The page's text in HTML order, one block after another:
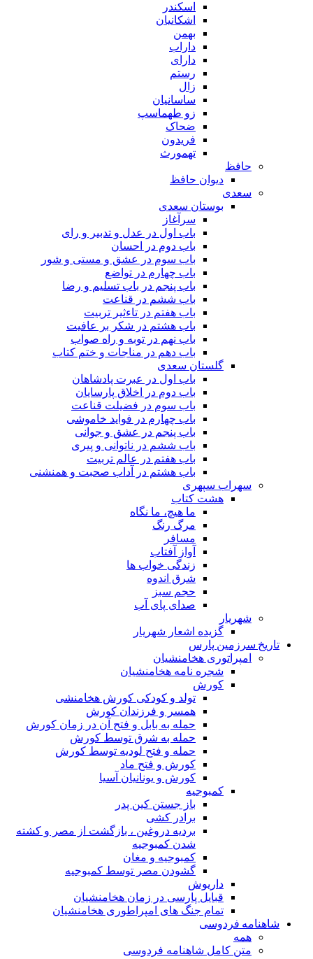
اسکندر
اشکانیان
بهمن
داراب
دارای
رستم
ساسانیان
زو طهماسپ‏
ضحاک
فریدون
تهمورث
حافظ
دیوان حافظ
سعدی
بوستان سعدی
سرآغاز
باب اول در عدل و تدبیر و رای
باب دوم در احسان
باب سوم در عشق و مستی و شور
باب چهارم در تواضع
باب پنجم در باب تسلیم و رضا
باب ششم در قناعت
باب هفتم در تاءثیر تربیت
باب هشتم در شکر بر عافیت
باب نهم در توبه و راه صواب
باب دهم در مناجات و ختم کتاب
گلستان سعدی
باب اول در عبرت پادشاهان
باب دوم در اخلاق پارسایان
باب سوم در فضیلت قناعت
باب چهارم در فواید خاموشى
باب پنجم در عشق و جوانى
باب ششم در ناتوانى و پیرى
باب هفتم در عالم تربیت
باب هشتم در آداب صحبت و همنشنى
سهراب سپهری
هشت کتاب
ما هیچ، ما نگاه
مرگ رنگ
مسافر
آواز آفتاب
زندگی خواب ها
شرق اندوه
حجم سبز
صدای پای آب
شهریار
گزیده اشعار شهریار
تاریخ سرزمین پارس
امپراتوری هخامنشیان
شجره نامه هخامنشیان
کورش
تولد و کودکی کورش هخامنشی
همسر و فرزندان کورش
حمله به بابل و فتح آن در زمان کورش
حمله به شرق توسط کورش
حمله و فتح لودیه توسط کورش
کورش و فتح ماد
کورش و یونانیان آسیا
کمبوجیه
باز جستن کین پدر
برادر کشی
بردیه دروغین ، بازگشت از مصر و کشته
شدن کمبوجیه
کمبوجیه و مغان
گشودن مصر توسط کمبوجیه
داریوش
قبایل پارسی در زمان هخامنشیان
تمام جنگ های امپراطوری هخامنشیان
شاهنامه فردوسی
متن کامل شاهنامه فردوسی